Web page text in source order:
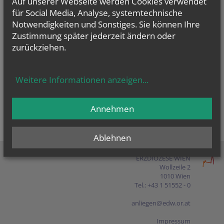
Presse
Shop
ERZDIÖZESE WIEN
Wollzeile 2
1010 Wien
Tel.: +43 1 51552 - 0
anliegen@edw.or.at
Impressum
für Social Media, Analyse, systemtechnische
Notwendigkeiten und Sonstiges. Sie können Ihre
Zustimmung später jederzeit ändern oder
zurückziehen.
Weitere Informationen anzeigen...
Ablehnen
Annehmen